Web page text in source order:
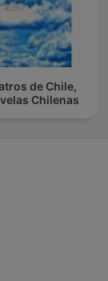
de Chile,
Chilenas